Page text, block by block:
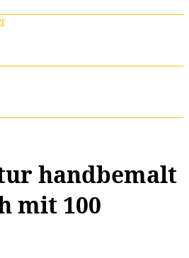
handbemalt
mit 100